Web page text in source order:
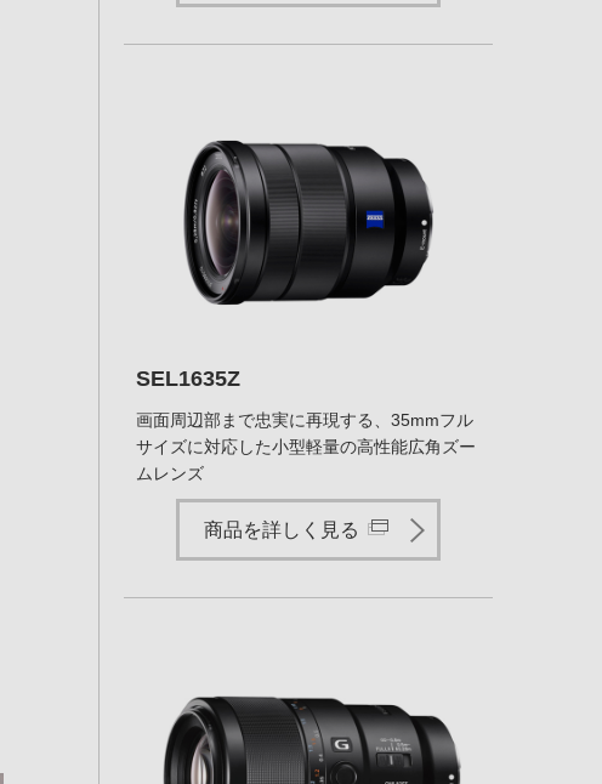
SEL1635Z
画面周辺部まで忠実に再現する、35mmフル
サイズに対応した小型軽量の高性能広角ズー
ムレンズ
商品を詳しく見る